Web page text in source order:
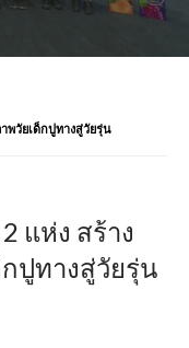
พวัยเด็กปูทางสู่วัยรุ่น
แห่ง สร้าง
ปูทางสู่วัยรุ่น